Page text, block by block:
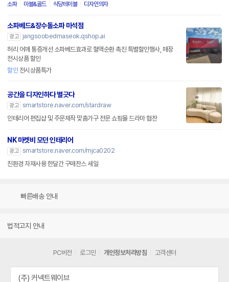
소파 마블&골드 식당테이블 디자인의자
소파베드&장수돌소파 마석점
광고
jangsoobedmaseok.qshop.ai
허리 어깨 통증개선 소파베드효과로 혈액순환 촉진 특별할인행사, 매장
전시상품 할인
할인 전시상품특가
공간을 디자인하다 별긋다
광고 smartstore.naver.com/stardraw
인테리어 편집샵 및 주문제작 맞춤가구 전문 쇼핑몰 드라마 협찬
NK 마켓비 모던 인테리어
광고 smartstore.naver.com/mjca0202
친환경 자재사용 한달간 구매찬스 세일
빠른배송 안내
법적고지 안내
PC버전 로그인 개인정보처리방침 고객센터
(주) 커넥트웨이브